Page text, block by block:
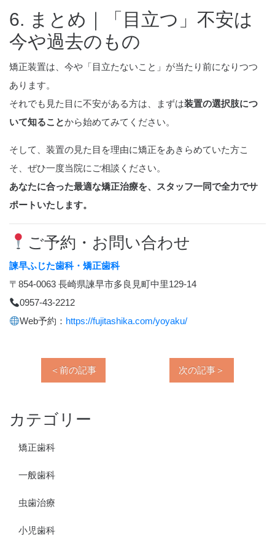
6. まとめ｜「目立つ」不安は
今や過去のもの
矯正装置は、今や「目立たないこと」が当たり前になりつつ
あります。
それでも見た目に不安がある方は、まずは装置の選択肢につ
いて知ることから始めてみてください。
そして、装置の見た目を理由に矯正をあきらめていた方こ
そ、ぜひ一度当院にご相談ください。
あなたに合った最適な矯正治療を、スタッフ一同で全力でサ
ポートいたします。
ご予約・お問い合わせ
諫早ふじた歯科・矯正歯科
〒854-0063 長崎県諫早市多良見町中里129-14
0957-43-2212
Web予約： https://fujitashika.com/yoyaku/
＜前の記事 次の記事＞
カテゴリー
矯正歯科
一般歯科
虫歯治療
小児歯科